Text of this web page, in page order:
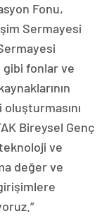
Fonu,
Sermayesi
gibi fonlar ve
Bireysel Genç
teknoloji ve
değer ve